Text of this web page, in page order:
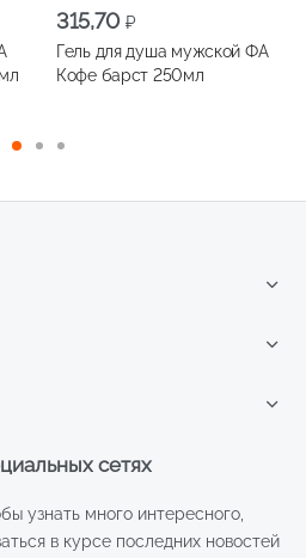
315,70 ₽
Гель для душа мужской ФА
Кофе барст 250мл
сетях
узнать много интересного,
в курсе последних новостей